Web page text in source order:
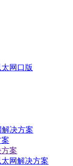
网口版
解决方案
案
网解决方案